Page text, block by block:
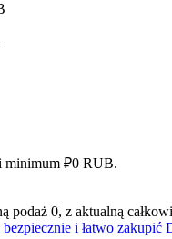
minimum ₽0 RUB.
0, z aktualną
bezpiecznie i łatwo